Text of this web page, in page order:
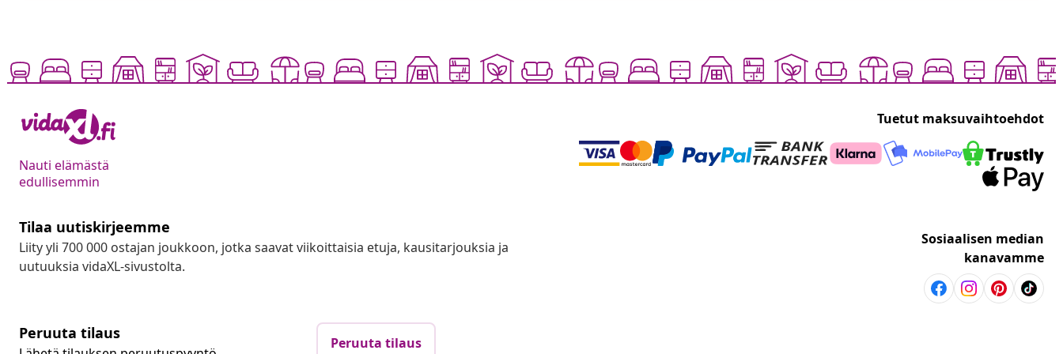
Nauti elämästä
edullisemmin
Tuetut maksuvaihtoehdot
Tilaa uutiskirjeemme
Liity yli 700 000 ostajan joukkoon, jotka saavat viikoittaisia etuja, kausitarjouksia ja
uutuuksia vidaXL-sivustolta.
Sosiaalisen median
kanavamme
Peruuta tilaus
Peruuta tilaus